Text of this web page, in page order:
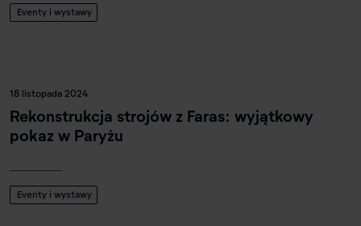
Eventy i wystawy
18 listopada 2024
Rekonstrukcja strojów z Faras: wyjątkowy
pokaz w Paryżu
Eventy i wystawy